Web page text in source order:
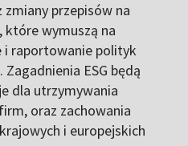
zmiany przepisów na
które wymuszą na
i raportowanie polityk
ESG będą
dla utrzymywania
oraz zachowania
i europejskich